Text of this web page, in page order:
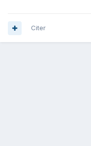
Citer